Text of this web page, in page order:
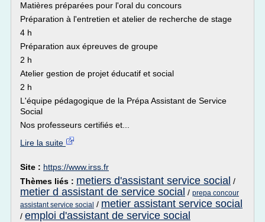
Matières préparées pour l'oral du concours
Préparation à l'entretien et atelier de recherche de stage
4 h
Préparation aux épreuves de groupe
2 h
Atelier gestion de projet éducatif et social
2 h
L'équipe pédagogique de la Prépa Assistant de Service
Social
Nos professeurs certifiés et...
Lire la suite
Site : https://www.irss.fr
Thèmes liés : metiers d'assistant service social /
metier d assistant de service social / prepa concour
assistant service social / metier assistant service social
/ emploi d'assistant de service social